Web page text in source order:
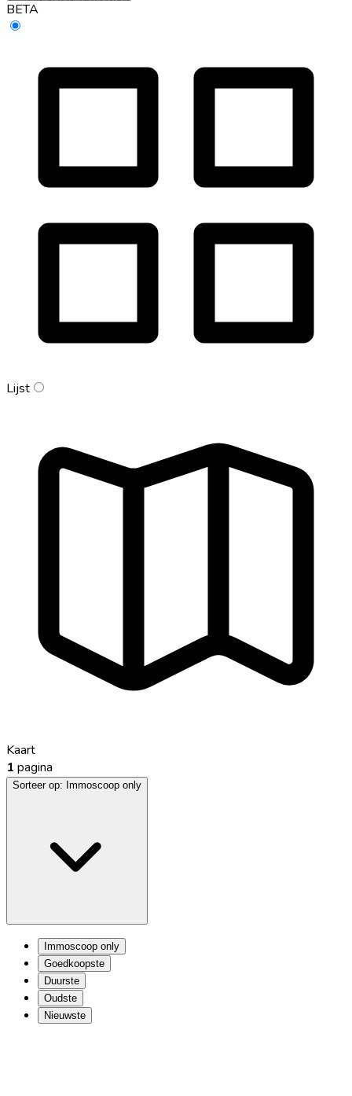
BETA
Lijst
Kaart
1 pagina
Sorteer op: Immoscoop only
Immoscoop only
Goedkoopste
Duurste
Oudste
Nieuwste